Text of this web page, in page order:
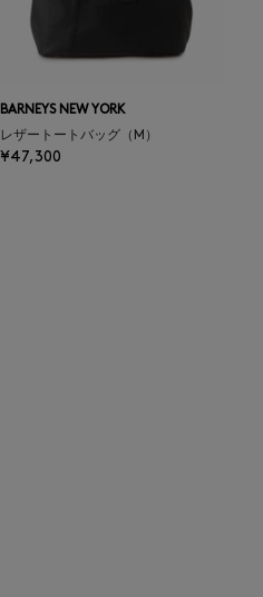
BARNEYS NEW YORK
レザートートバッグ（M）
¥47,300